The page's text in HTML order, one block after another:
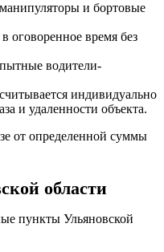
и бортовые
оговоренное время без
водители-
индивидуально
и удаленности объекта.
от определенной суммы
области
пункты Ульяновской